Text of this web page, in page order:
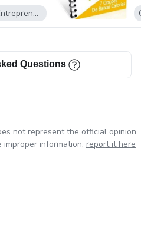
Online Entrepreneurship
Questions
not represent the official opinion
information, report it here